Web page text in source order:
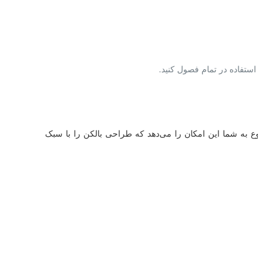
در تمام فصول کنید.
به شما این امکان را می‌دهد که طراحی بالکن را با سبک